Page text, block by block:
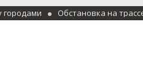
городами Обстановка на